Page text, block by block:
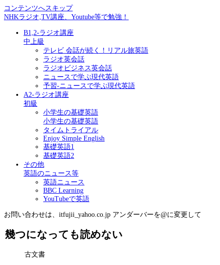
コンテンツへスキップ
NHKラジオ,TV講座、Youtube等で勉強！
B1,2-ラジオ講座
中上級
テレビ 会話が続く！リアル旅英語
ラジオ英会話
ラジオビジネス英会話
ニュースで学ぶ現代英語
予習-ニュースで学ぶ現代英語
A2-ラジオ講座
初級
小学生の基礎英語
小学生の基礎英語
タイムトライアル
Enjoy Simple English
基礎英語1
基礎英語2
その他
英語のニュース等
英語ニュース
BBC Learning
YouTubeで英語
お問い合わせは、itfujii_yahoo.co.jp アンダーバーを@に変更して
幾つになっても読めない
古文書